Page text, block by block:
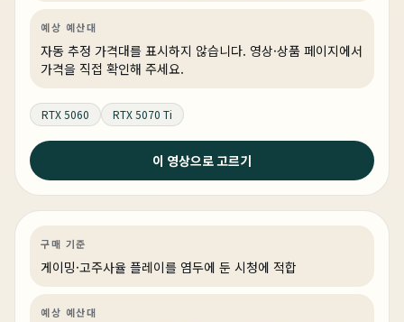
예상 예산대
자동 추정 가격대를 표시하지 않습니다. 영상·상품 페이지에서
가격을 직접 확인해 주세요.
RTX 5060 RTX 5070 Ti
이 영상으로 고르기
1주 전
이제 그만 망설이세요 지금 사는게 제일 쌉니다. 그리고 이
렇게 사세요
구매 기준
게이밍·고주사율 플레이를 염두에 둔 시청에 적합
예상 예산대